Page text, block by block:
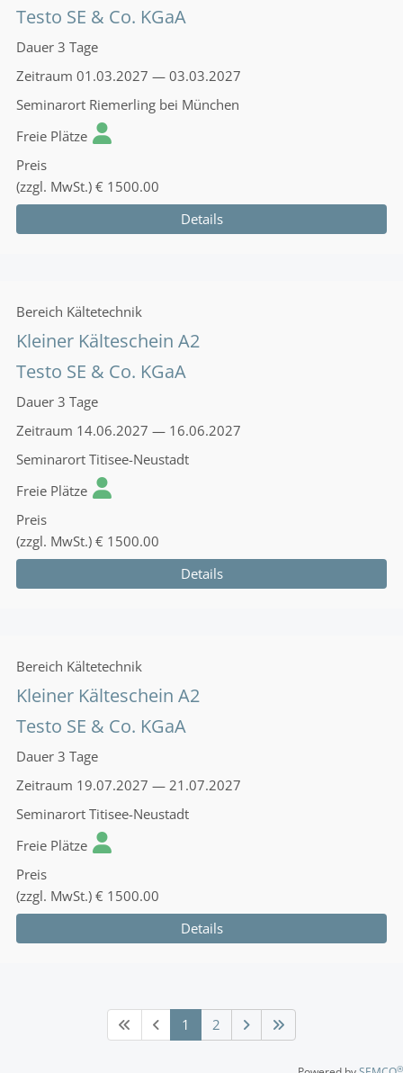
Testo SE & Co. KGaA
Dauer 3 Tage
Zeitraum 01.03.2027 — 03.03.2027
Seminarort Riemerling bei München
Freie Plätze
Preis
(zzgl. MwSt.) € 1500.00
Details
Bereich Kältetechnik
Kleiner Kälteschein A2
Testo SE & Co. KGaA
Dauer 3 Tage
Zeitraum 14.06.2027 — 16.06.2027
Seminarort Titisee-Neustadt
Freie Plätze
Preis
(zzgl. MwSt.) € 1500.00
Details
Bereich Kältetechnik
Kleiner Kälteschein A2
Testo SE & Co. KGaA
Dauer 3 Tage
Zeitraum 19.07.2027 — 21.07.2027
Seminarort Titisee-Neustadt
Freie Plätze
Preis
(zzgl. MwSt.) € 1500.00
Details
1 2
®